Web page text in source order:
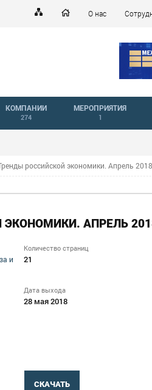
О нас
КОМПАНИИ
274
МЕРОПРИЯТИЯ
1
российской экономики. Апрель 2018
АПРЕЛЬ
и
Количество страниц
21
Дата выхода
28 мая 2018
СКАЧАТЬ